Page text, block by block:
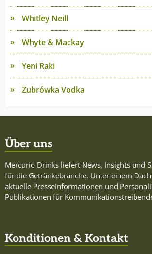
Whitley Neill
Whyte & Mackay
Yeni Raki
Zubrówka Vodka
Über uns
Mercurio Drinks liefert News, Insights und
für die Getränkebranche. Unter einem
aktuelle Presseinformationen und
Publikationen für
Konditionen & Kontakt